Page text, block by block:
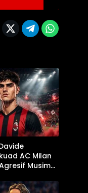
AC Milan
Musim